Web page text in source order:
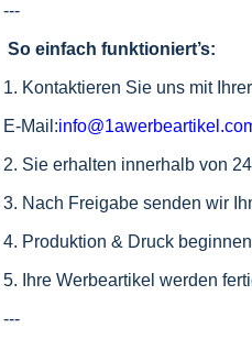
---
So einfach funktioniert’s:
1. Kontaktieren Sie uns mit
E-Mail:
2. Sie erhalten innerhalb von
3. Nach Freigabe senden wir
4. Produktion & Druck
5. Ihre Werbeartikel werden
---